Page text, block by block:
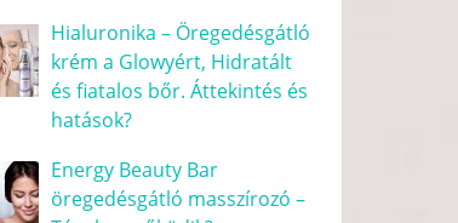
Hialuronika – Öregedésgátló
krém a Glowyért, Hidratált
és fiatalos bőr. Áttekintés és
hatások?
Energy Beauty Bar
öregedésgátló masszírozó –